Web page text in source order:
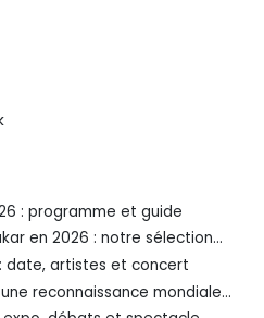
: programme et guide
en 2026 : notre sélection
: date, artistes et concert
reconnaissance mondiale